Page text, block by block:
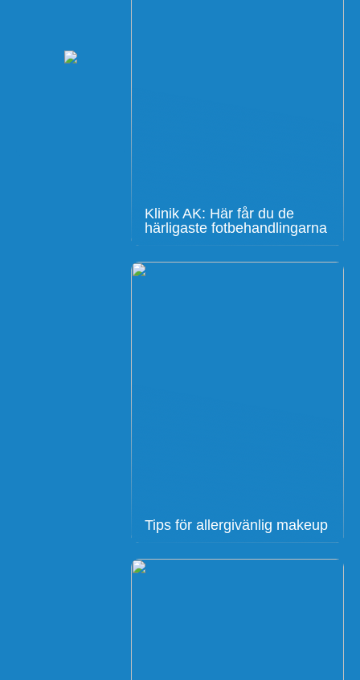
Klinik AK: Här får du de
härligaste fotbehandlingarna
Tips för allergivänlig makeup